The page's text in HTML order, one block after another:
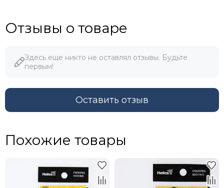
Отзывы о товаре
Здесь еще никто не оставлял отзывы. Будьте
первым!
Оставить отзыв
Похожие товары